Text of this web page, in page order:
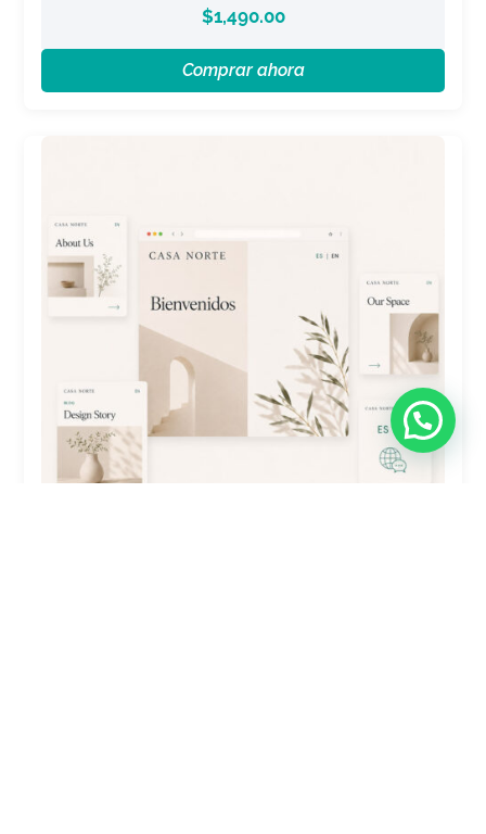
$1,490.00
Comprar ahora